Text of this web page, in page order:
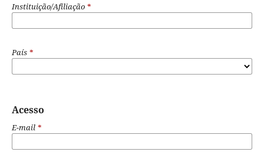
Instituição/Afiliação *
País *
Acesso
E-mail *